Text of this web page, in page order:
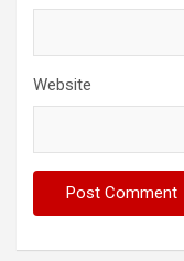
Website